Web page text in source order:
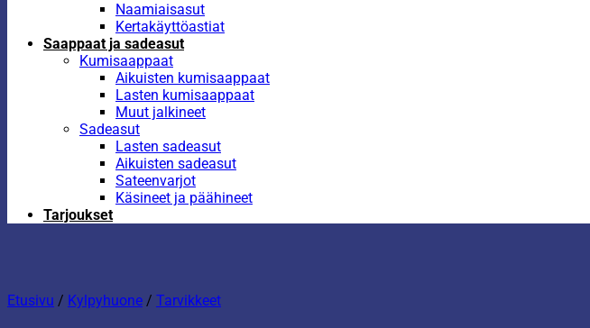
Naamiaisasut
Kertakäyttöastiat
Saappaat ja sadeasut
Kumisaappaat
Aikuisten kumisaappaat
Lasten kumisaappaat
Muut jalkineet
Sadeasut
Lasten sadeasut
Aikuisten sadeasut
Sateenvarjot
Käsineet ja päähineet
Tarjoukset
Etusivu / Kylpyhuone / Tarvikkeet